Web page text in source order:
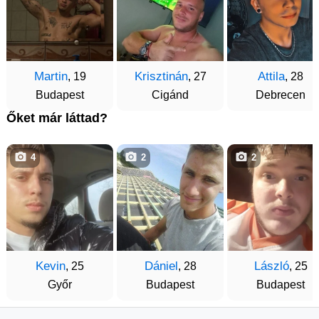
Martin, 19
Budapest
Krisztinán, 27
Cigánd
Attila, 28
Debrecen
Őket már láttad?
Kevin, 25
Győr
4
Dániel, 28
Budapest
2
László, 25
Budapest
2